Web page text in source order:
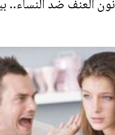
العنف ضد النساء..